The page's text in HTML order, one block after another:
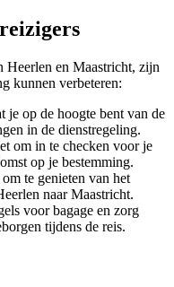
Heerlen en Maastricht, zijn
kunnen verbeteren:
je op de hoogte bent van de
in de dienstregeling.
om in te checken voor je
op je bestemming.
te genieten van het
naar Maastricht.
voor bagage en zorg
tijdens de reis.